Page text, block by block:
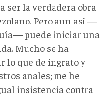
ser la verdadera obra
Pero aun así —
puede iniciar una
Mucho se ha
lo que de ingrato y
anales; me he
insistencia contra